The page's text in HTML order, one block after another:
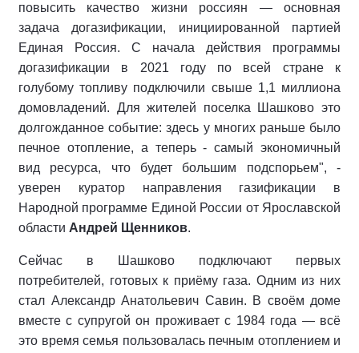
повысить качество жизни россиян — основная
задача догазификации, инициированной партией
Единая Россия. С начала действия программы
догазификации в 2021 году по всей стране к
голубому топливу подключили свыше 1,1 миллиона
домовладений. Для жителей поселка Шашково это
долгожданное событие: здесь у многих раньше было
печное отопление, а теперь - самый экономичный
вид ресурса, что будет большим подспорьем", -
уверен куратор направления газификации в
Народной программе Единой России от Ярославской
области Андрей Щенников.
Сейчас в Шашково подключают первых
потребителей, готовых к приёму газа. Одним из них
стал Александр Анатольевич Савин. В своём доме
вместе с супругой он проживает с 1984 года — всё
это время семья пользовалась печным отоплением и